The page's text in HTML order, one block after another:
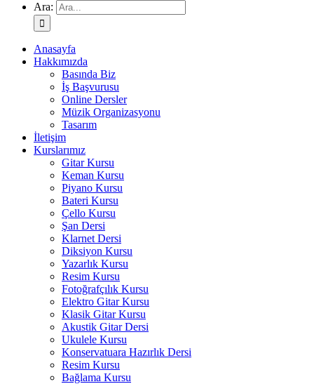
Ara:
Anasayfa
Hakkımızda
Basında Biz
İş Başvurusu
Online Dersler
Müzik Organizasyonu
Tasarım
İletişim
Kurslarımız
Gitar Kursu
Keman Kursu
Piyano Kursu
Bateri Kursu
Çello Kursu
Şan Dersi
Klarnet Dersi
Diksiyon Kursu
Yazarlık Kursu
Resim Kursu
Fotoğrafçılık Kursu
Elektro Gitar Kursu
Klasik Gitar Kursu
Akustik Gitar Dersi
Ukulele Kursu
Konservatuara Hazırlık Dersi
Resim Kursu
Bağlama Kursu